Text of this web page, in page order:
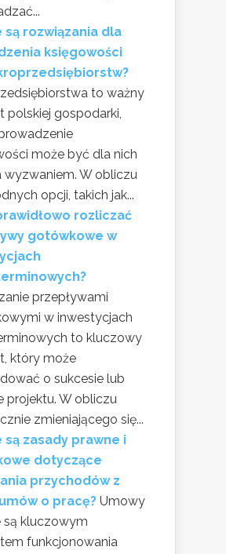
są rozwiązania dla
księgowości
to ważny
polskiej gospodarki,
może być dla nich
wyzwaniem. W obliczu
opcji, takich jak...
rozliczać
gotówkowe w
przepływami
w inwestycjach
to kluczowy
który może
o sukcesie lub
projektu. W obliczu
zmieniającego się...
są zasady prawne i
dotyczące
przychodów z
o pracę? Umowy
są kluczowym
funkcjonowania